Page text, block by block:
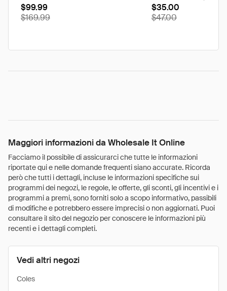
Grey | Best Buy
$99.99
$169.99
$35.00
$47.00
Maggiori informazioni da Wholesale It Online
Facciamo il possibile di assicurarci che tutte le informazioni
riportate qui e nelle domande frequenti siano accurate. Ricorda
però che tutti i dettagli, incluse le informazioni specifiche sui
programmi dei negozi, le regole, le offerte, gli sconti, gli incentivi e i
programmi a premi, sono forniti solo a scopo informativo, passibili
di modifiche e potrebbero essere imprecisi o non aggiornati. Puoi
consultare il sito del negozio per conoscere le informazioni più
recenti e i dettagli completi.
Vedi altri negozi
Coles